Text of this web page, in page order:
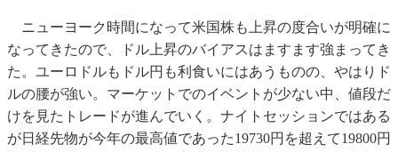
ニューヨーク時間になって米国株も上昇の度合いが明確に
なってきたので、ドル上昇のバイアスはますます強まってき
た。ユーロドルもドル円も利食いにはあうものの、やはりド
ルの腰が強い。マーケットでのイベントが少ない中、値段だ
けを見たトレードが進んでいく。ナイトセッションではある
が日経先物が今年の最高値であった19730円を超えて19800円